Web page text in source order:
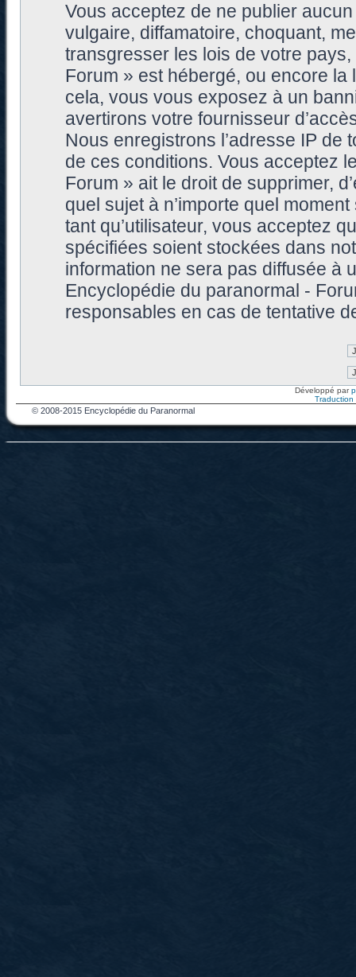
Vous acceptez de ne publier
vulgaire, diffamatoire, choquant,
transgresser les lois de votre
Forum » est hébergé, ou encore
cela, vous vous exposez à un
avertirons votre fournisseur
Nous enregistrons l’adresse IP de
de ces conditions. Vous acceptez
Forum » ait le droit de supprimer,
quel sujet à n’importe quel
tant qu’utilisateur, vous acceptez
spécifiées soient stockées dans
information ne sera pas diffusée à
Encyclopédie du paranormal -
responsables en cas de tentative
Développé par
Traduction
© 2008-2015 Encyclopédie du Paranormal